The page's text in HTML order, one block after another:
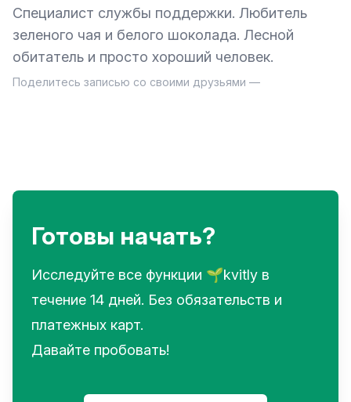
Специалист службы поддержки. Любитель
зеленого чая и белого шоколада. Лесной
обитатель и просто хороший человек.
Поделитесь записью со своими друзьями —
Готовы начать?
Исследуйте все функции 🌱kvitly в
течение 14 дней. Без обязательств и
платежных карт.
Давайте пробовать!